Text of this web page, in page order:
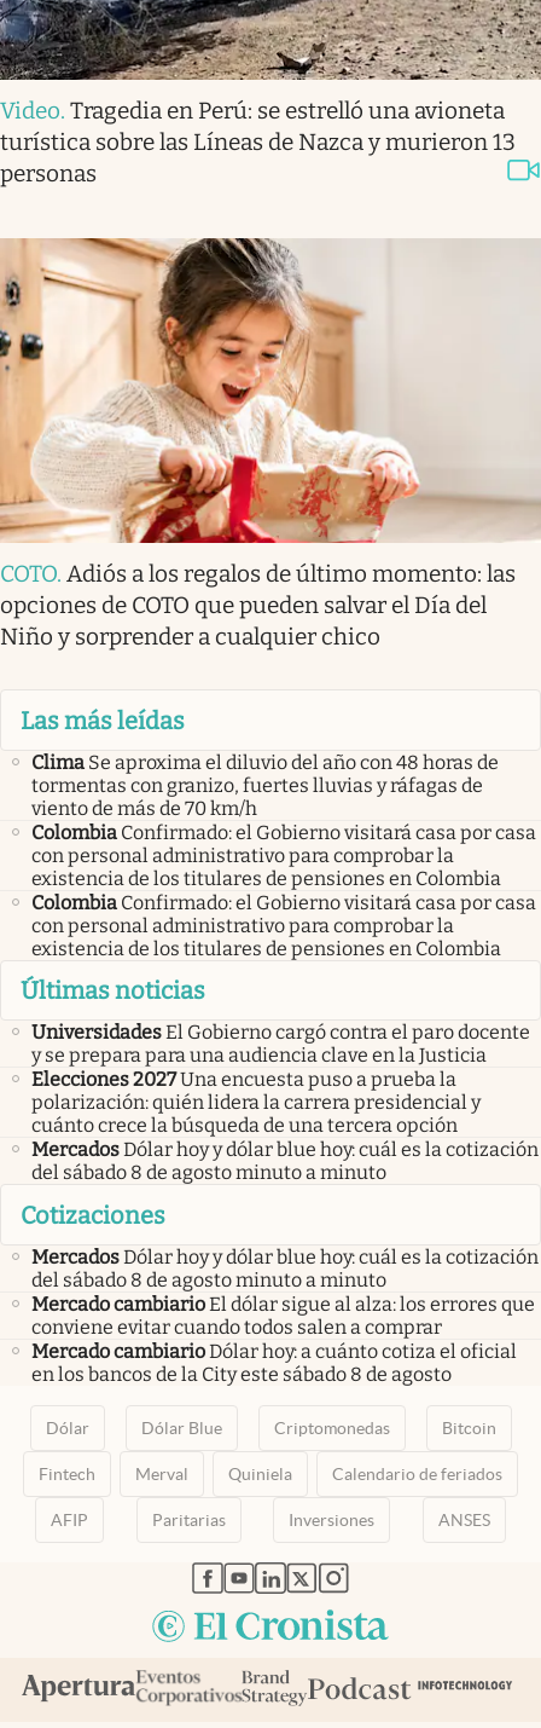
Video. Tragedia en Perú: se estrelló una avioneta
turística sobre las Líneas de Nazca y murieron 13
personas
COTO. Adiós a los regalos de último momento: las
opciones de COTO que pueden salvar el Día del
Niño y sorprender a cualquier chico
Las más leídas
Clima Se aproxima el diluvio del año con 48 horas de
tormentas con granizo, fuertes lluvias y ráfagas de
viento de más de 70 km/h
Colombia Confirmado: el Gobierno visitará casa por casa
con personal administrativo para comprobar la
existencia de los titulares de pensiones en Colombia
Colombia Confirmado: el Gobierno visitará casa por casa
con personal administrativo para comprobar la
existencia de los titulares de pensiones en Colombia
Últimas noticias
UniversidadesEl Gobierno cargó contra el paro docente
y se prepara para una audiencia clave en la Justicia
Elecciones 2027Una encuesta puso a prueba la
polarización: quién lidera la carrera presidencial y
cuánto crece la búsqueda de una tercera opción
MercadosDólar hoy y dólar blue hoy: cuál es la cotización
del sábado 8 de agosto minuto a minuto
Cotizaciones
MercadosDólar hoy y dólar blue hoy: cuál es la cotización
del sábado 8 de agosto minuto a minuto
Mercado cambiarioEl dólar sigue al alza: los errores que
conviene evitar cuando todos salen a comprar
Mercado cambiarioDólar hoy: a cuánto cotiza el oficial
en los bancos de la City este sábado 8 de agosto
Dólar Dólar Blue Criptomonedas Bitcoin
Fintech Merval Quiniela Calendario de feriados
AFIP Paritarias Inversiones ANSES
abre en nueva pestaña
abre en nueva pestaña
abre en nueva pestaña
abre en nueva pestaña
abre en nueva pestaña